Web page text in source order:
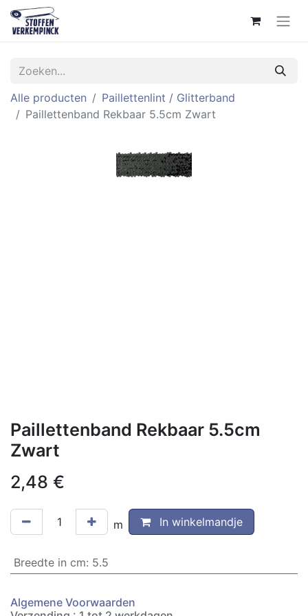
Alle producten
Paillettenlint / Glitterband
Paillettenband Rekbaar 5.5cm Zwart
Paillettenband Rekbaar 5.5cm
Zwart
2,48 €
m In winkelmandje
Breedte in cm: 5.5
Algemene Voorwaarden